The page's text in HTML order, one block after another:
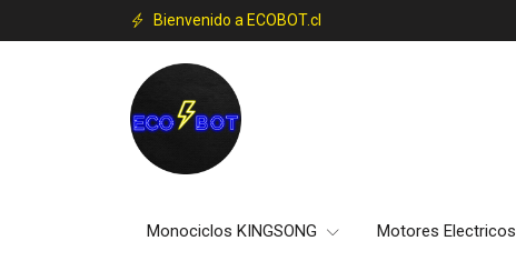
Bienvenido a ECOBOT.cl
Monociclos KINGSONG Motores Electricos